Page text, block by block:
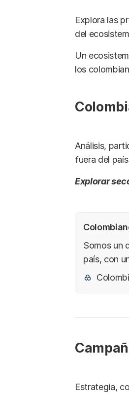
Explora las
del
Un
los
Análisis,
fuera del
Explorar
Somos un
país, con
Estrategia,